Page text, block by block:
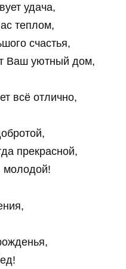
удача,
теплом,
счастья,
Ваш уютный дом,
всё отлично,
прекрасной,
молодой!